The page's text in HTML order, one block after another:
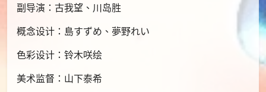
副导演：古我望、川岛胜
概念设计：島すずめ、夢野れい
色彩设计：铃木咲绘
美术监督：山下泰希